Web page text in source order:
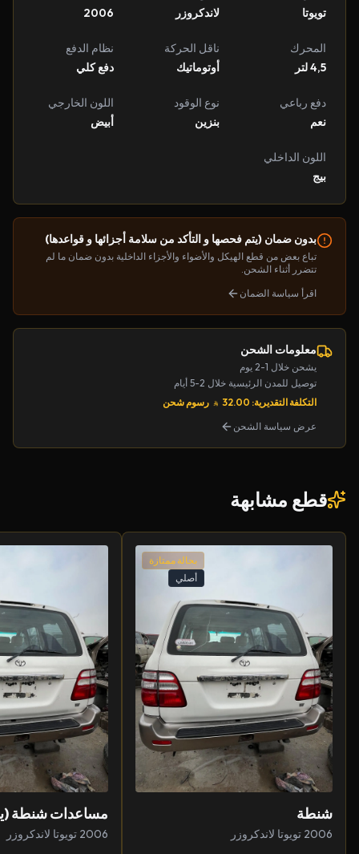
تويوتا
لاندكروزر
2006
المحرك
4,5 لتر
ناقل الحركة
أوتوماتيك
نظام الدفع
دفع كلي
دفع رباعي
نعم
نوع الوقود
بنزين
اللون الخارجي
أبيض
اللون الداخلي
بيج
بدون ضمان (يتم فحصها و التأكد من سلامة أجزائها و قواعدها)
تباع بعض من قطع الهيكل والأضواء والأجزاء الداخلية بدون ضمان ما لم
تتضرر أثناء الشحن.
اقرأ سياسة الضمان
معلومات الشحن
يشحن خلال 1-2 يوم
توصيل للمدن الرئيسية خلال 2-5 أيام
التكلفة التقديرية: 32.00
رسوم شحن
عرض سياسة الشحن
قطع مشابهة
بحالة ممتازة
أصلي
شنطة
2006 تويوتا لاندكروزر
مساعدات شنطة
2006 تويوتا لاندكروزر